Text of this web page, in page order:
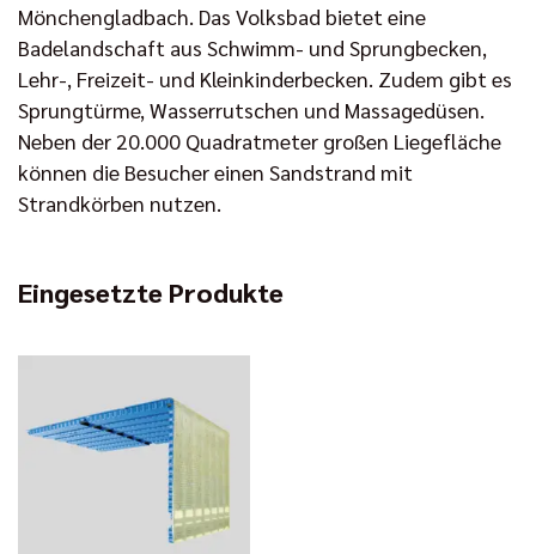
Mönchengladbach. Das Volksbad bietet eine
Badelandschaft aus Schwimm- und Sprungbecken,
Lehr-, Freizeit- und Kleinkinderbecken. Zudem gibt es
Sprungtürme, Wasserrutschen und Massagedüsen.
Neben der 20.000 Quadratmeter großen Liegefläche
können die Besucher einen Sandstrand mit
Strandkörben nutzen.
Eingesetzte Produkte